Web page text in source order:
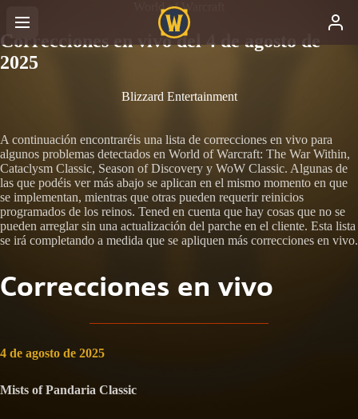
World of Warcraft
Correcciones en vivo del 4 de agosto de
2025
Blizzard Entertainment
A continuación encontraréis una lista de correcciones en vivo para
algunos problemas detectados en World of Warcraft: The War Within,
Cataclysm Classic, Season of Discovery y WoW Classic. Algunas de
las que podéis ver más abajo se aplican en el mismo momento en que
se implementan, mientras que otras pueden requerir reinicios
programados de los reinos. Tened en cuenta que hay cosas que no se
pueden arreglar sin una actualización del parche en el cliente. Esta lista
se irá completando a medida que se apliquen más correcciones en vivo.
Correcciones en vivo
4 de agosto de 2025
Mists of Pandaria Classic